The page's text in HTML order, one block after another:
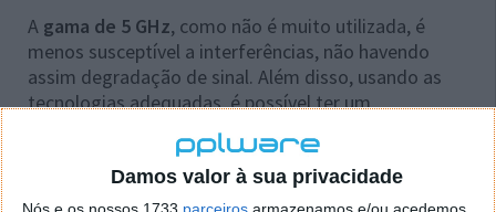
Damos valor à sua privacidade
A gama de 5 GHz, como não é muito utilizada, é
menos susceptível a interferências, não havendo
assim degradação de sinal. Além disso, usando as
tecnologias adequadas, é possível ter um
taxa efetiva de transmissão)
redes que funcionam nos 5 GHz.
Mas nem tudo são vantagens… quanto maior a